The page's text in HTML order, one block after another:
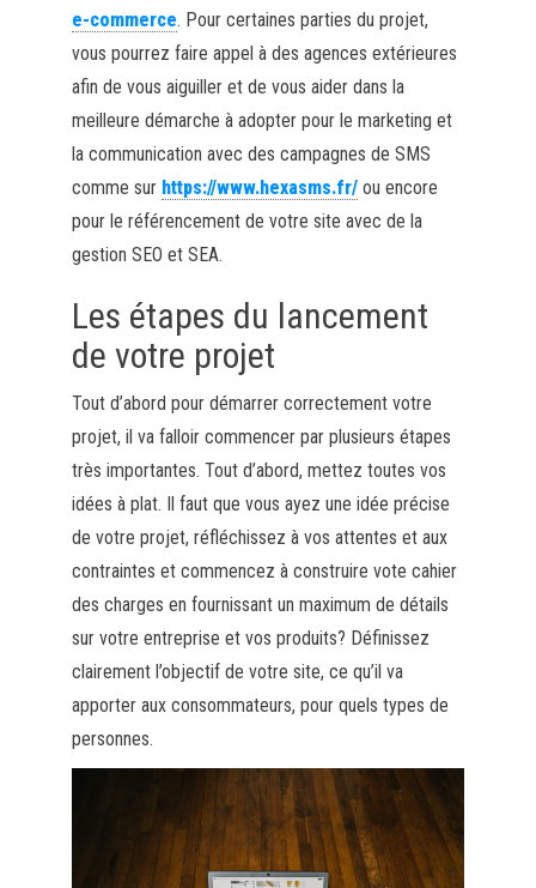
e-commerce. Pour certaines parties du projet,
vous pourrez faire appel à des agences extérieures
afin de vous aiguiller et de vous aider dans la
meilleure démarche à adopter pour le marketing et
la communication avec des campagnes de SMS
comme sur https://www.hexasms.fr/ou encore
pour le référencement de votre site avec de la
gestion SEO et SEA.
Les étapes du lancement
de votre projet
Tout d’abord pour démarrer correctement votre
projet, il va falloir commencer par plusieurs étapes
très importantes. Tout d’abord, mettez toutes vos
idées à plat. Il faut que vous ayez une idée précise
de votre projet, réfléchissez à vos attentes et aux
contraintes et commencez à construire vote cahier
des charges en fournissant un maximum de détails
sur votre entreprise et vos produits? Définissez
clairement l’objectif de votre site, ce qu’il va
apporter aux consommateurs, pour quels types de
personnes.